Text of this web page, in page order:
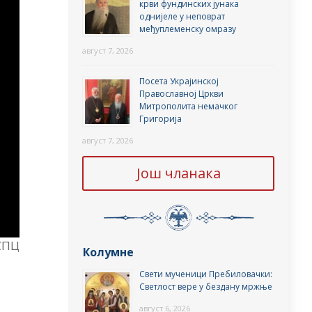
крви фундинских јунака
однијеле у неповрат
међуплеменску омразу
август 7, 2026
Посета Украјинској
Православној Цркви
Митрополита немачког
Григорија
август 7, 2026
Још чланака
Колумне
Свети мученици Пребиловачки:
Светлост вере у бездану мржње
август 6, 2026